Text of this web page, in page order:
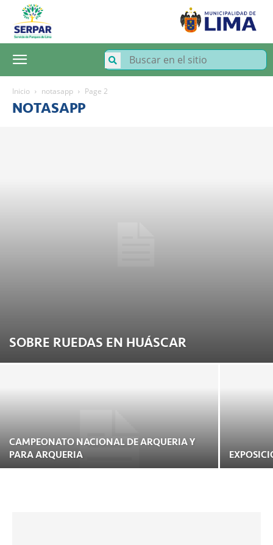
SERPAR
Servicio
de
Parques
Inicio notasapp Page 2
NOTASAPP
SOBRE RUEDAS EN HUÁSCAR
CAMPEONATO NACIONAL DE ARQUERIA Y
PARA ARQUERIA